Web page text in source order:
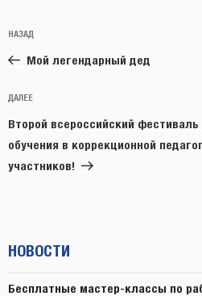
по
записям
Предыдущая
запись:
НАЗАД
Мой легендарный дед
Следующая
запись
ДАЛЕЕ
Второй всероссийский
обучения в коррекционной
участников!
НОВОСТИ
Бесплатные мастер-классы по